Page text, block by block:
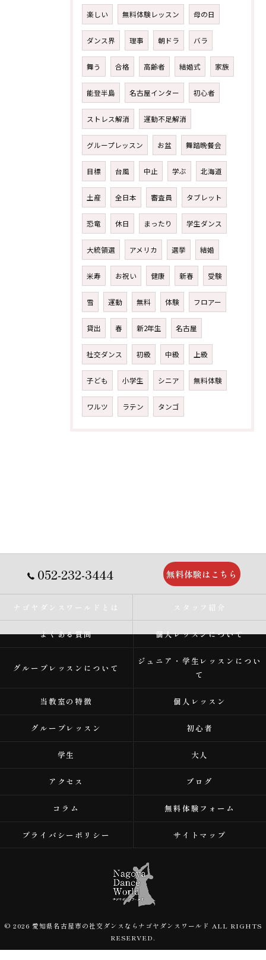
楽しい 無料体験レッスン 母の日
ダンス界 理事 朝ドラ バラ
舞う 合格 高齢者 結婚式 家族
能登半島 名古屋インター 初心者
ストレス解消 運動不足解消
グループレッスン お盆 舞踏晩餐会
目標 台風 中止 学ぶ 北海道
土産 全日本 審査員 タブレット
恐竜 休日 まったり 学生ダンス
大統領選 アメリカ 選挙 結婚
米寿 お祝い 健康 新春 受験
雪 運動 無料 体験 フロアー
貸出 春 新2年生 名古屋
社交ダンス 初級 中級 上級
子ども 小学生 シニア 無料体験
ワルツ ラテン タンゴ
052-232-3444 無料体験はこちら
ナゴヤダンスワールドとは スタッフ紹介
よくある質問 個人レッスンについて
グループレッスンについて
ジュニア・学生レッスンについ
て
当教室の特徴 個人レッスン
グループレッスン 初心者
学生 大人
アクセス ブログ
コラム 無料体験フォーム
プライバシーポリシー サイトマップ
© 2026 愛知県名古屋市の社交ダンスならナゴヤダンスワールド ALL RIGHTS
RESERVED.